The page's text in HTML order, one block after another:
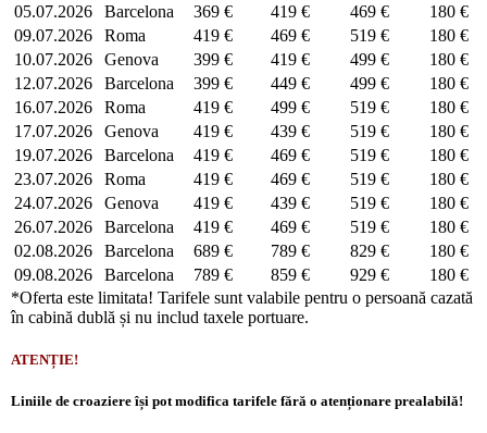
05.07.2026
Barcelona 369 € 419 € 469 €
180 €
09.07.2026
Roma 419 € 469 € 519 €
180 €
10.07.2026
Genova 399 € 419 € 499 €
180 €
12.07.2026
Barcelona 399 € 449 € 499 €
180 €
16.07.2026
Roma 419 € 499 € 519 €
180 €
17.07.2026
Genova 419 € 439 € 519 €
180 €
19.07.2026
Barcelona 419 € 469 € 519 €
180 €
23.07.2026
Roma 419 € 469 € 519 €
180 €
24.07.2026
Genova 419 € 439 € 519 €
180 €
26.07.2026
Barcelona 419 € 469 € 519 €
180 €
02.08.2026
Barcelona 689 € 789 € 829 €
180 €
09.08.2026
Barcelona 789 € 859 € 929 €
180 €
*Oferta este limitata! Tarifele sunt valabile pentru o persoană cazată
în cabină dublă și nu includ taxele portuare.
ATENȚIE!
Liniile de croaziere își pot modifica tarifele fără o atenționare prealabilă!